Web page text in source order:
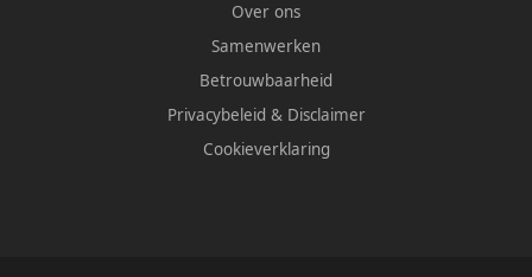
Over ons
Samenwerken
Betrouwbaarheid
Privacybeleid & Disclaimer
Cookieverklaring